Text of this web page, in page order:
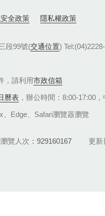
全政策 隱私權政策
段99號(交通位置)
，請利用市政信箱
曆表 ，辦公時間：8:00-17:00
Edge、Safari瀏覽器瀏覽
覽人次 929160167 更新